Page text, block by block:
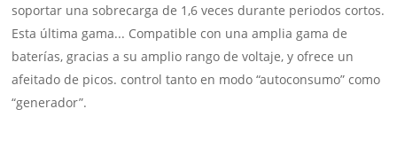
soportar una sobrecarga de 1,6 veces durante periodos cortos.
Esta última gama... Compatible con una amplia gama de
baterías, gracias a su amplio rango de voltaje, y ofrece un
afeitado de picos.control tanto en modo “autoconsumo” como
“generador”.